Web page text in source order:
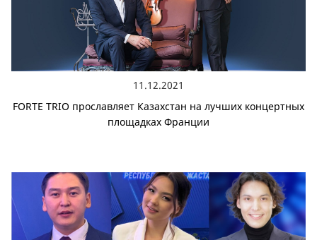
11.12.2021
FORTE TRIO прославляет Казахстан на лучших концертных
площадках Франции